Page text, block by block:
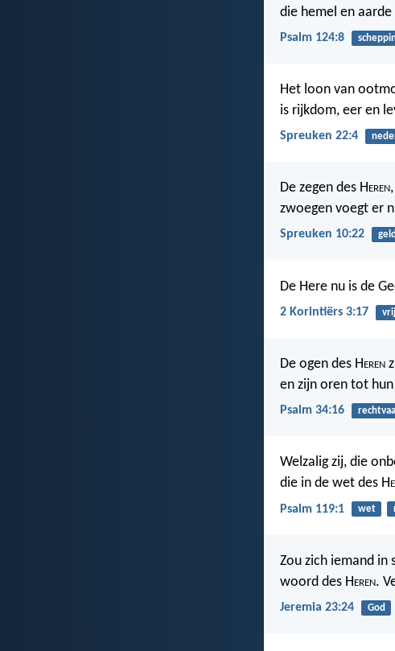
die hemel en
Psalm 124:8
Het loon van
is rijkdom, eer en
Spreuken 22:4
De zegen des Heren
zwoegen voegt er
Spreuken 10:22 geld
De Here nu is de
2 Korintiërs 3:17
De ogen des Heren
en zijn oren tot
Psalm 34:16
Welzalig zij, die
die in de wet des H
Psalm 119:1 wet
Zou zich iemand in
woord des Heren.
Jeremia 23:24 God